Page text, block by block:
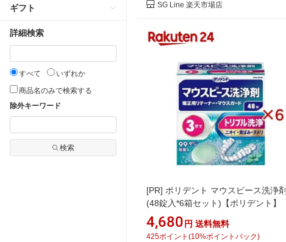
ギフト
詳細検索
すべて
いずれか
商品名のみで検索する
除外キーワード
検索
SG Line 楽天市場店
[PR] ポリデント マウスピース洗浄剤
(48錠入*6箱セット)【ポリデント】
4,680 円 送料無料
425ポイント (10%ポイントバック)